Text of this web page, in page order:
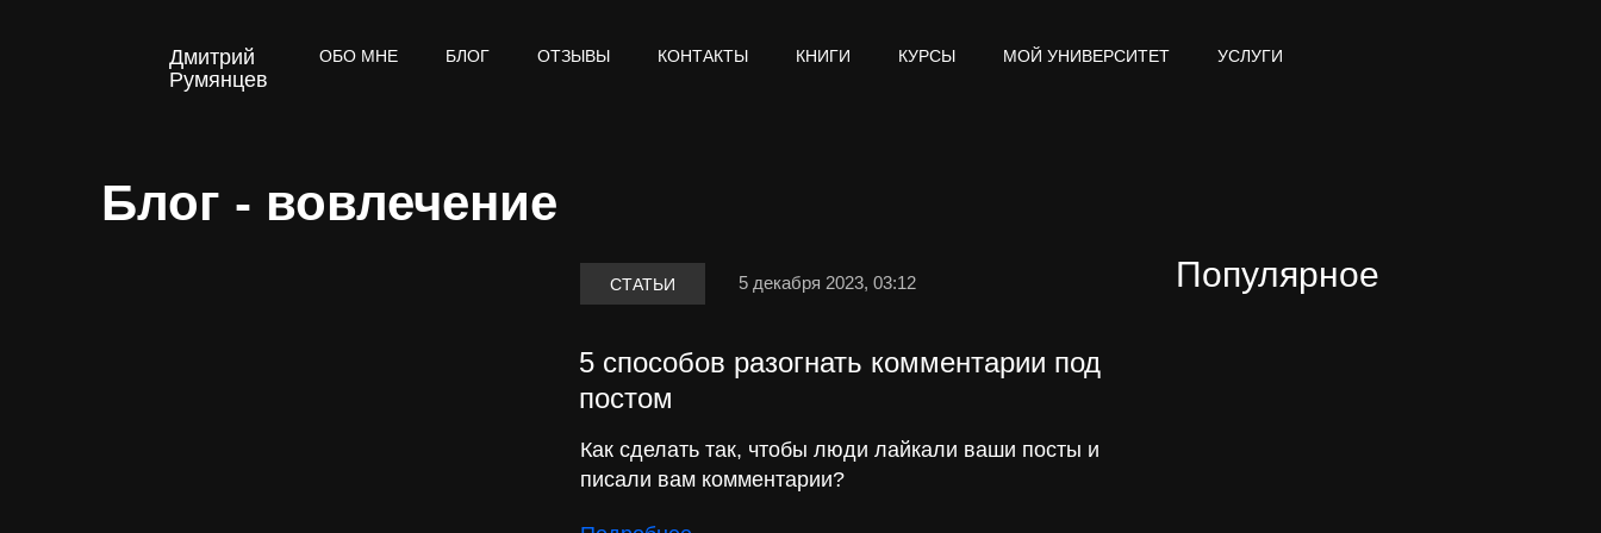
Дмитрий
Румянцев
ОБО МНЕ БЛОГ ОТЗЫВЫ КОНТАКТЫ КНИГИ КУРСЫ МОЙ УНИВЕРСИТЕТ УСЛУГИ
Блог - вовлечение
СТАТЬИ 5 декабря 2023, 03:12
5 способов разогнать комментарии под
постом
Как сделать так, чтобы люди лайкали ваши посты и
писали вам комментарии?
Популярное